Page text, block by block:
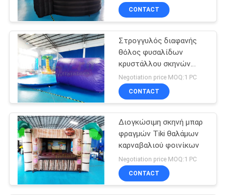
Σειρά μαθημάτων
εμποδίων
Inflatables
φουσκωτά zorb
μπάλα
CONTACT
Στρογγυλός διαφανής
θόλος φυσαλίδων
κρυστάλλου σκηνών
κόμματος Stent
διογκώσιμος
Negotiation price MOQ:1 PC
CONTACT
Διογκώσιμη σκηνή μπαρ
φραγμών Tiki θαλάμων
καρναβαλιού φοινίκων
Negotiation price MOQ:1 PC
CONTACT